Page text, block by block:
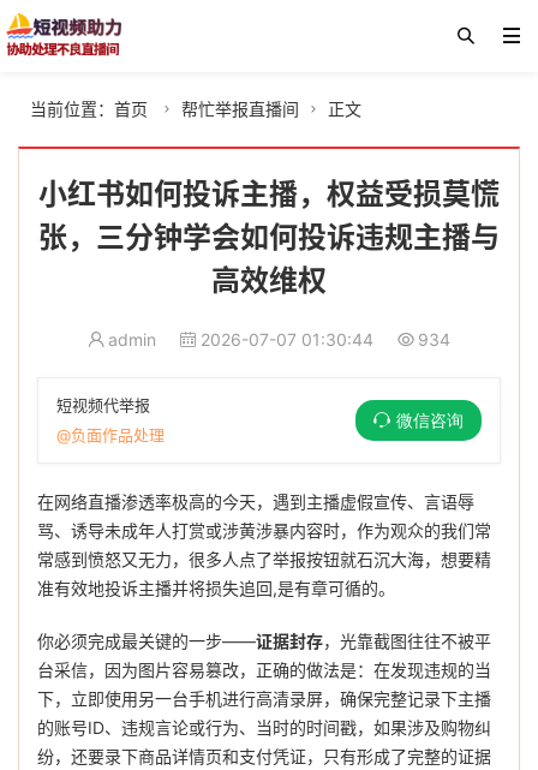
当前位置： 首页  帮忙举报直播间  正文
小红书如何投诉主播，权益受损莫慌
张，三分钟学会如何投诉违规主播与
高效维权
admin 2026-07-07 01:30:44 934
短视频代举报
@负面作品处理
微信咨询
在网络直播渗透率极高的今天，遇到主播虚假宣传、言语辱
骂、诱导未成年人打赏或涉黄涉暴内容时，作为观众的我们常
常感到愤怒又无力，很多人点了举报按钮就石沉大海，想要精
准有效地投诉主播并将损失追回,是有章可循的。
你必须完成最关键的一步——证据封存，光靠截图往往不被平
台采信，因为图片容易篡改，正确的做法是：在发现违规的当
下，立即使用另一台手机进行高清录屏，确保完整记录下主播
的账号ID、违规言论或行为、当时的时间戳，如果涉及购物纠
纷，还要录下商品详情页和支付凭证，只有形成了完整的证据